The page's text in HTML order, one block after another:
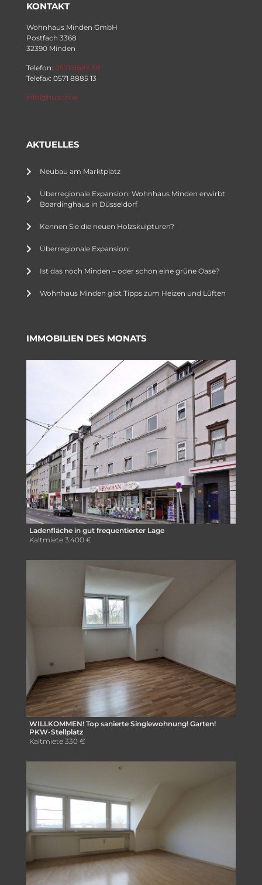
KONTAKT
Wohnhaus Minden GmbH
Postfach 3368
32390 Minden
Telefon: 0571 8885 58
Telefax: 0571 8885 13
info@huw.nrw
AKTUELLES
Neubau am Marktplatz
Überregionale Expansion: Wohnhaus Minden erwirbt
Boardinghaus in Düsseldorf
Kennen Sie die neuen Holzskulpturen?
Überregionale Expansion:
Ist das noch Minden – oder schon eine grüne Oase?
Wohnhaus Minden gibt Tipps zum Heizen und Lüften
IMMOBILIEN DES MONATS
Ladenfläche in gut frequentierter Lage
Kaltmiete 3.400 €
WILLKOMMEN! Top sanierte Singlewohnung! Garten!
PKW-Stellplatz
Kaltmiete 330 €